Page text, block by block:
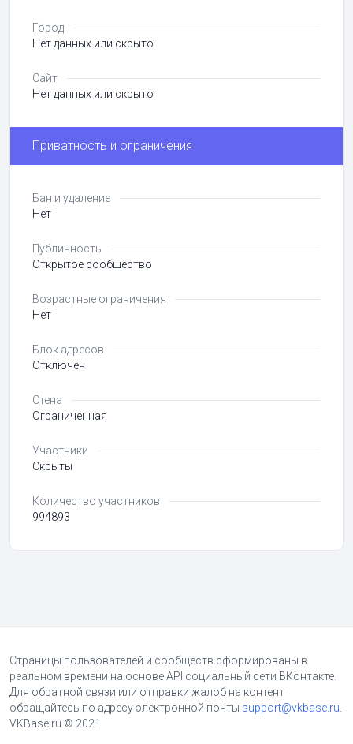
Город
Нет данных или скрыто
Сайт
Нет данных или скрыто
Приватность и ограничения
Бан и удаление
Нет
Публичность
Открытое сообщество
Возрастные ограничения
Нет
Блок адресов
Отключен
Стена
Ограниченная
Участники
Скрыты
Количество участников
994893
Страницы пользователей и сообществ сформированы в
реальном времени на основе API социальный сети ВКонтакте.
Для обратной связи или отправки жалоб на контент
обращайтесь по адресу электронной почты support@vkbase.ru
VKBase.ru © 2021